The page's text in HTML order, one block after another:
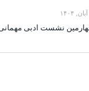
نشست ادبی